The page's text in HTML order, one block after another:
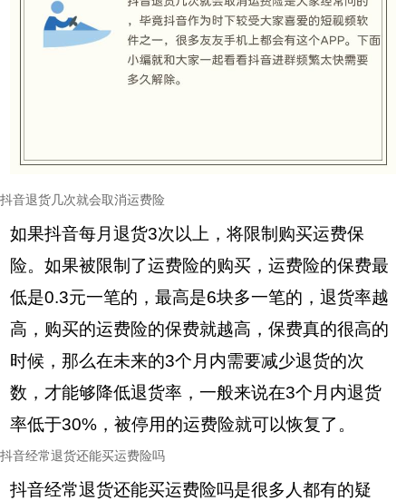
抖音退货几次就会取消运费险
如果抖音每月退货3次以上，将限制购买运费保
险。如果被限制了运费险的购买，运费险的保费最
低是0.3元一笔的，最高是6块多一笔的，退货率越
高，购买的运费险的保费就越高，保费真的很高的
时候，那么在未来的3个月内需要减少退货的次
数，才能够降低退货率，一般来说在3个月内退货
率低于30%，被停用的运费险就可以恢复了。
抖音经常退货还能买运费险吗
抖音经常退货还能买运费险吗是很多人都有的疑